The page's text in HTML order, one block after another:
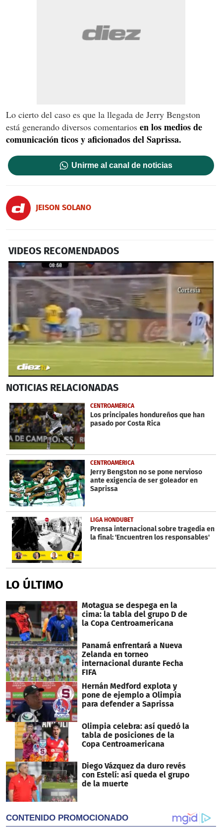
Lo cierto del caso es que la llegada de Jerry Bengston
está generando diversos comentarios en los medios de
comunicación ticos y aficionados del Saprissa.
Unirme al canal de noticias
JEISON SOLANO
VIDEOS RECOMENDADOS
seconds
33
seconds
NOTICIAS RELACIONADAS
CENTROAMÉRICA
Los principales hondureños que han
pasado por Costa Rica
CENTROAMÉRICA
Jerry Bengston no se pone nervioso
ante exigencia de ser goleador en
Saprissa
LIGA HONDUBET
Prensa internacional sobre tragedia en
la final: 'Encuentren los responsables'
LO ÚLTIMO
Motagua se despega en la
cima: la tabla del grupo D de
la Copa Centroamericana
Panamá enfrentará a Nueva
Zelanda en torneo
internacional durante Fecha
FIFA
Hernán Medford explota y
pone de ejemplo a Olimpia
para defender a Saprissa
Olimpia celebra: así quedó la
tabla de posiciones de la
Copa Centroamericana
Diego Vázquez da duro revés
con Estelí: así queda el grupo
de la muerte